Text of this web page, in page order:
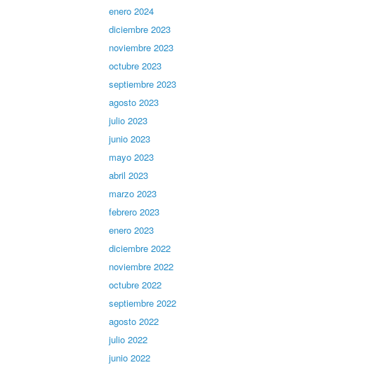
enero 2024
diciembre 2023
noviembre 2023
octubre 2023
septiembre 2023
agosto 2023
julio 2023
junio 2023
mayo 2023
abril 2023
marzo 2023
febrero 2023
enero 2023
diciembre 2022
noviembre 2022
octubre 2022
septiembre 2022
agosto 2022
julio 2022
junio 2022